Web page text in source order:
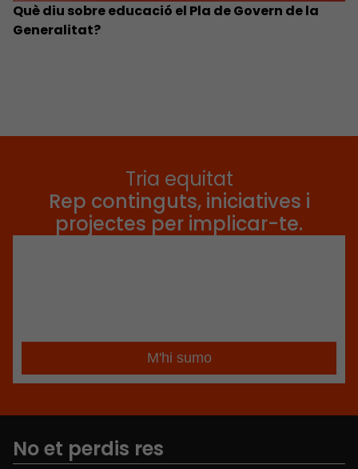
Què diu sobre educació el Pla de Govern de la
Generalitat?
Tria equitat
Rep continguts, iniciatives i
projectes per implicar-te.
No et perdis res